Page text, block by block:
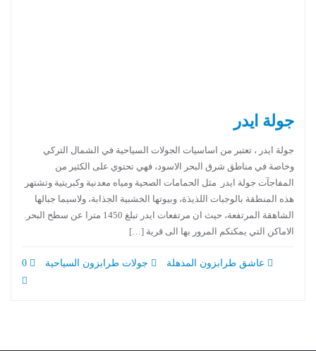
جولة ايدر
جولة ايدر ، تعتبر من اساسيات الجولات السياحية في الشمال التركي
وخاصة في مناطق شرق البحر الاسود، فهي تحتوي على الكثير من
المفاجآت جولة ايدر مثل الحمامات الصحية ومياه معدنية وكبريتية وتشتهر
هذه المنطقة بالوجبات اللذيذة، وبيوتها الخشبية الجذابة، ولاسيما جبالها
الشاهقة المرتفعة، حيث ان مرتفعات ايدر تبلغ 1450 مترا عن سطح البحر.
الاماكن التي يمكنكم المرور بها الى قرية […]
عاشق طرابزون المذهلة جولات طرابزون السياحية